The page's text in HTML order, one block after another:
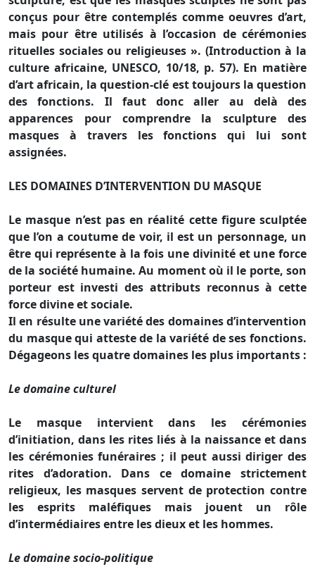
conçus pour être contemplés comme oeuvres d’art,
mais pour être utilisés à l’occasion de cérémonies
rituelles sociales ou religieuses ». (Introduction à la
culture africaine, UNESCO, 10/18, p. 57). En matière
d’art africain, la question-clé est toujours la question
des fonctions. Il faut donc aller au delà des
apparences pour comprendre la sculpture des
masques à travers les fonctions qui lui sont
assignées.
LES DOMAINES D’INTERVENTION DU MASQUE
Le masque n’est pas en réalité cette figure sculptée
que l’on a coutume de voir, il est un personnage, un
être qui représente à la fois une divinité et une force
de la société humaine. Au moment où il le porte, son
porteur est investi des attributs reconnus à cette
force divine et sociale.
Il en résulte une variété des domaines d’intervention
du masque qui atteste de la variété de ses fonctions.
Dégageons les quatre domaines les plus importants :
Le domaine culturel
Le masque intervient dans les cérémonies
d’initiation, dans les rites liés à la naissance et dans
les cérémonies funéraires ; il peut aussi diriger des
rites d’adoration. Dans ce domaine strictement
religieux, les masques servent de protection contre
les esprits maléfiques mais jouent un rôle
d’intermédiaires entre les dieux et les hommes.
Le domaine socio-politique